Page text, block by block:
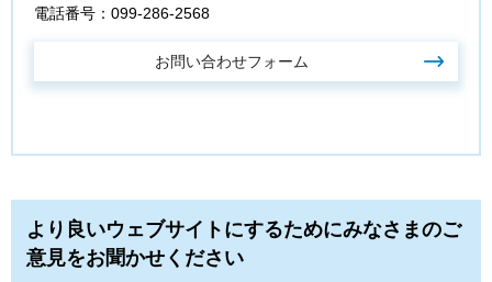
電話番号：099-286-2568
より良いウェブサイトにするためにみなさまのご
意見をお聞かせください